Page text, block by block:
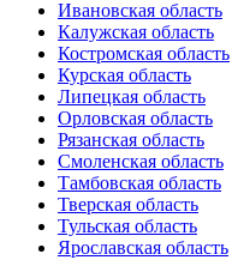
Ивановская область
Калужская область
Костромская область
Курская область
Липецкая область
Орловская область
Рязанская область
Смоленская область
Тамбовская область
Тверская область
Тульская область
Ярославская область